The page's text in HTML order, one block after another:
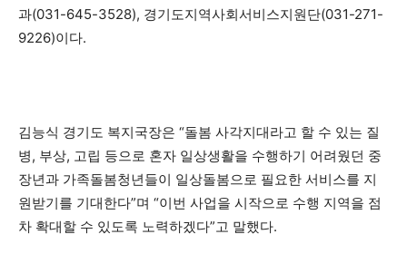
과(031-645-3528), 경기도지역사회서비스지원단(031-271-
9226)이다.
김능식 경기도 복지국장은 “돌봄 사각지대라고 할 수 있는 질
병, 부상, 고립 등으로 혼자 일상생활을 수행하기 어려웠던 중
장년과 가족돌봄청년들이 일상돌봄으로 필요한 서비스를 지
원받기를 기대한다”며 “이번 사업을 시작으로 수행 지역을 점
차 확대할 수 있도록 노력하겠다”고 말했다.